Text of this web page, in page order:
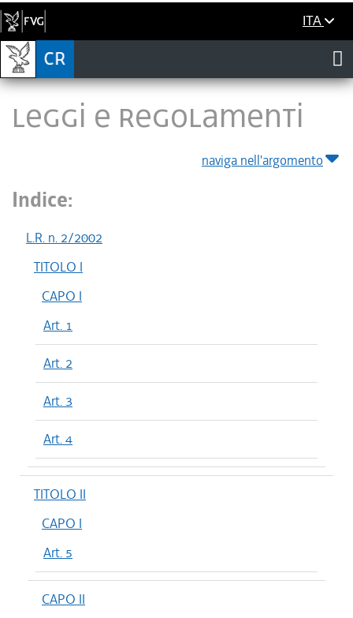
ITA
LEGGI E REGOLAMENTI
naviga nell'argomento
Indice:
L.R. n. 2/2002
TITOLO I
CAPO I
Art. 1
Art. 2
Art. 3
Art. 4
TITOLO II
CAPO I
Art. 5
CAPO II